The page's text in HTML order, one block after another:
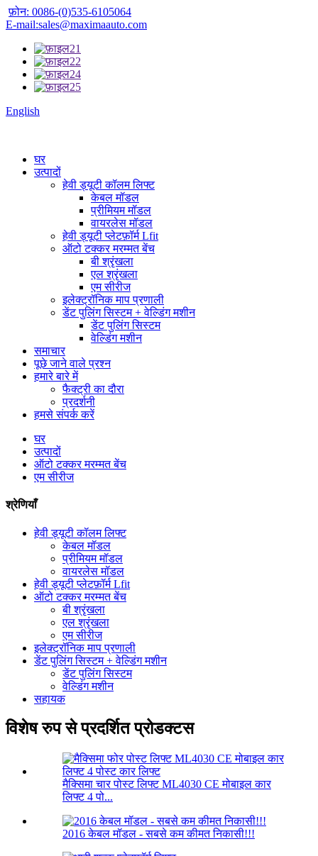
फ़ोन: 0086-(0)535-6105064
E-mail:sales@maximaauto.com
English
घर
उत्पादों
हेवी ड्यूटी कॉलम लिफ्ट
केबल मॉडल
प्रीमियम मॉडल
वायरलेस मॉडल
हेवी ड्यूटी प्लेटफ़ॉर्म Lfit
ऑटो टक्कर मरम्मत बेंच
बी श्रृंखला
एल श्रृंखला
एम सीरीज
इलेक्ट्रॉनिक माप प्रणाली
डेंट पुलिंग सिस्टम + वेल्डिंग मशीन
डेंट पुलिंग सिस्टम
वेल्डिंग मशीन
समाचार
पूछे जाने वाले प्रश्न
हमारे बारे में
फैक्ट्री का दौरा
प्रदर्शनी
हमसे संपर्क करें
घर
उत्पादों
ऑटो टक्कर मरम्मत बेंच
एम सीरीज
श्रेणियाँ
हेवी ड्यूटी कॉलम लिफ्ट
केबल मॉडल
प्रीमियम मॉडल
वायरलेस मॉडल
हेवी ड्यूटी प्लेटफ़ॉर्म Lfit
ऑटो टक्कर मरम्मत बेंच
बी श्रृंखला
एल श्रृंखला
एम सीरीज
इलेक्ट्रॉनिक माप प्रणाली
डेंट पुलिंग सिस्टम + वेल्डिंग मशीन
डेंट पुलिंग सिस्टम
वेल्डिंग मशीन
सहायक
विशेष रुप से प्रदर्शित प्रोडक्टस
मैक्सिमा चार पोस्ट लिफ्ट ML4030 CE मोबाइल कार
लिफ्ट 4 पो...
2016 केबल मॉडल - सबसे कम कीमत निकासी!!!